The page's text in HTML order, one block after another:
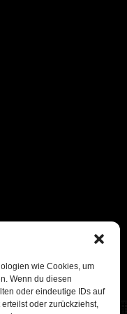
wie Cookies, um
Wenn du diesen
oder eindeutige IDs auf
oder zurückziehst,